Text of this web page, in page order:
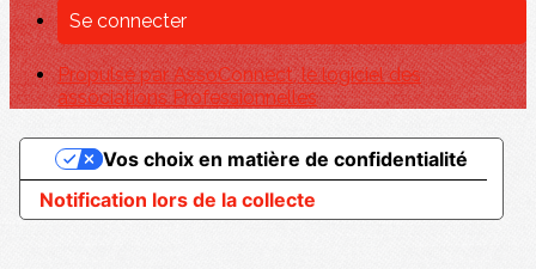
Se connecter
Propulsé par AssoConnect, le logiciel des
associations Professionnelles
Notification lors de la collecte
Vos choix en matière de confidentialité